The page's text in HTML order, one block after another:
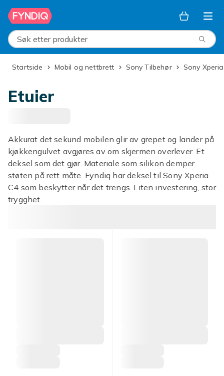
Hopp til hovedinnhold
Søk etter produkter
Startside Mobil og nettbrett Sony Tilbehør Sony Xperia
Etuier
Akkurat det sekund mobilen glir av grepet og lander på
kjøkkengulvet avgjøres av om skjermen overlever. Et
deksel som det gjør. Materiale som silikon demper
støten på rett måte. Fyndiq har deksel til Sony Xperia
C4 som beskytter når det trengs. Liten investering, stor
trygghet.